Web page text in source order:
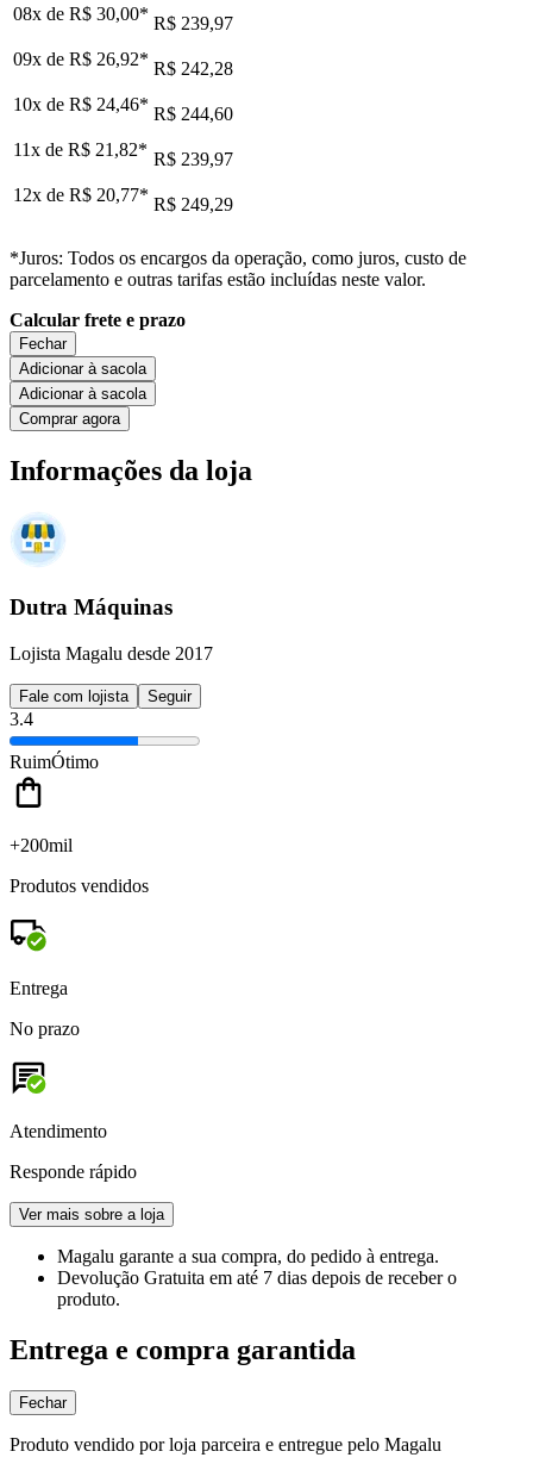
08x de R$ 30,00* R$ 239,97
09x de R$ 26,92* R$ 242,28
10x de R$ 24,46* R$ 244,60
11x de R$ 21,82* R$ 239,97
12x de R$ 20,77* R$ 249,29
*Juros: Todos os encargos da operação, como juros, custo de
parcelamento e outras tarifas estão incluídas neste valor.
Calcular frete e prazo
Fechar
Adicionar à sacola
Adicionar à sacola
Comprar agora
Informações da loja
Dutra Máquinas
Lojista Magalu desde 2017
Fale com lojista Seguir
3.4
RuimÓtimo
+200mil
Produtos vendidos
Entrega
No prazo
Atendimento
Responde rápido
Ver mais sobre a loja
Magalu garante a sua compra, do pedido à entrega.
Devolução Gratuita em até 7 dias depois de receber o
produto.
Entrega e compra garantida
Fechar
Produto vendido por loja parceira e entregue pelo Magalu